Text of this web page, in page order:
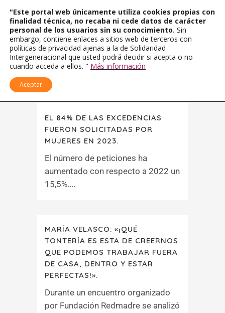
EL 84% DE LAS EXCEDENCIAS
FUERON SOLICITADAS POR
MUJERES EN 2023.
El número de peticiones ha
aumentado con respecto a 2022 un
15,5%....
MARÍA VELASCO: «¡QUÉ
TONTERÍA ES ESTA DE CREERNOS
QUE PODEMOS TRABAJAR FUERA
DE CASA, DENTRO Y ESTAR
PERFECTAS!».
Durante un encuentro organizado
por Fundación Redmadre se analizó
"Este portal web únicamente utiliza cookies propias con
finalidad técnica, no recaba ni cede datos de carácter
personal de los usuarios sin su conocimiento. Sin
embargo, contiene enlaces a sitios web de terceros con
políticas de privacidad ajenas a la de Solidaridad
Intergeneracional que usted podrá decidir si acepta o no
cuando acceda a ellos. " Más información
Aceptar